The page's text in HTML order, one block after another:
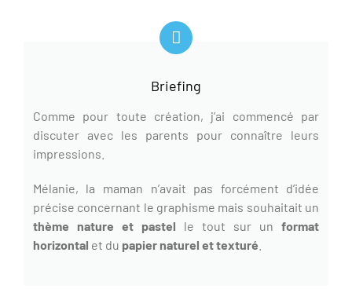
Briefing
Comme pour toute création, j’ai commencé par
discuter avec les parents pour connaître leurs
impressions.
Mélanie, la maman n’avait pas forcément d’idée
précise concernant le graphisme mais souhaitait un
thème nature et pastel le tout sur unformat
horizontal et du papier naturel et texturé